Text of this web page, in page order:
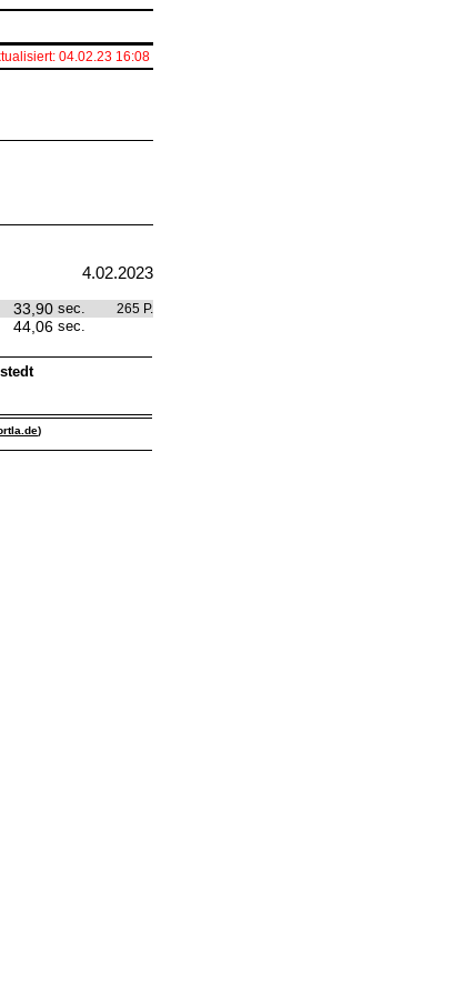
04.02.23 16:08
4.02.2023
33,90 sec. 265 P.
44,06 sec.
)